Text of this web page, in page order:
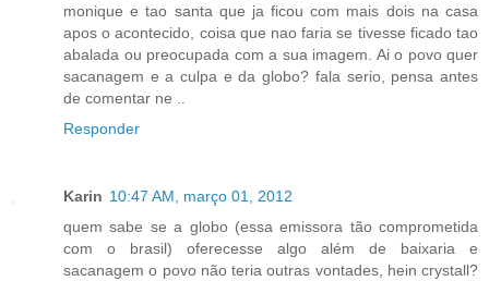
monique e tao santa que ja ficou com mais dois na casa
apos o acontecido, coisa que nao faria se tivesse ficado tao
abalada ou preocupada com a sua imagem. Ai o povo quer
sacanagem e a culpa e da globo? fala serio, pensa antes
de comentar ne ..
Responder
Karin 10:47 AM, março 01, 2012
quem sabe se a globo (essa emissora tão comprometida
com o brasil) oferecesse algo além de baixaria e
sacanagem o povo não teria outras vontades, hein crystall?